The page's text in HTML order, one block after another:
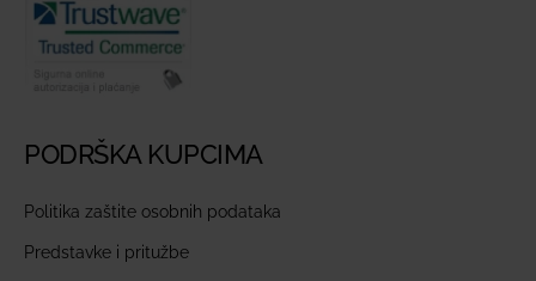
PODRŠKA KUPCIMA
Politika zaštite osobnih podataka
Predstavke i pritužbe